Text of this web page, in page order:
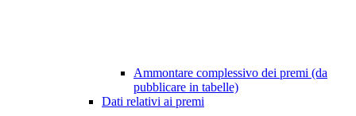
Ammontare complessivo dei premi (da
pubblicare in tabelle)
Dati relativi ai premi